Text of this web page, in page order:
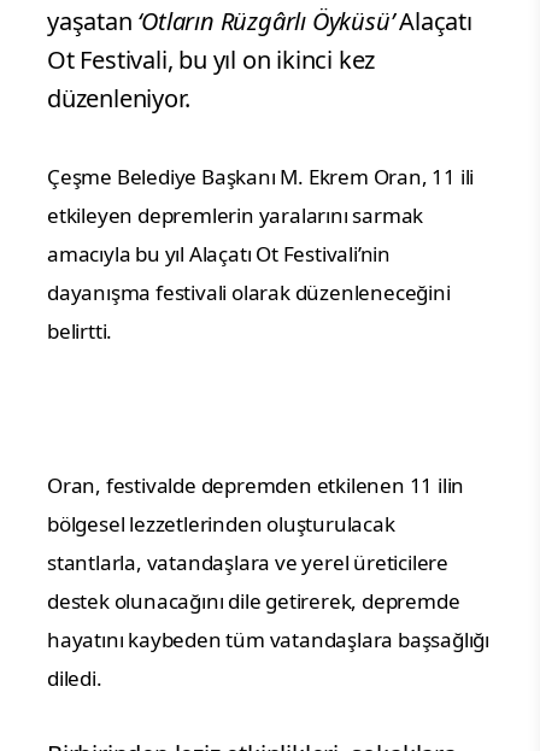
yaşatan ‘Otların Rüzgârlı Öyküsü’Alaçatı
Ot Festivali, bu yıl on ikinci kez
düzenleniyor.
Çeşme Belediye Başkanı M. Ekrem Oran, 11 ili
etkileyen depremlerin yaralarını sarmak
amacıyla bu yıl Alaçatı Ot Festivali’nin
dayanışma festivali olarak düzenleneceğini
belirtti.
Oran, festivalde depremden etkilenen 11 ilin
bölgesel lezzetlerinden oluşturulacak
stantlarla, vatandaşlara ve yerel üreticilere
destek olunacağını dile getirerek, depremde
hayatını kaybeden tüm vatandaşlara başsağlığı
diledi.